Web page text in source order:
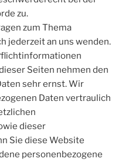
zu.
zum Thema
jederzeit an uns wenden.
Seiten nehmen den
sehr ernst. Wir
Daten vertraulich
dieser
Sie diese Website
personenbezogene